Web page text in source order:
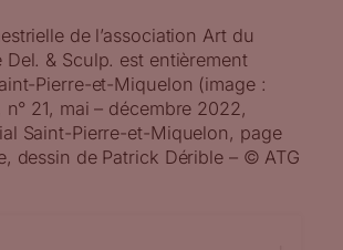
de l’association Art du
Del. & Sculp. est entièrement
Pierre-et-Miquelon (image :
n° 21, mai – décembre 2022,
Saint-Pierre-et-Miquelon, page
dessin de Patrick Dérible – © ATG